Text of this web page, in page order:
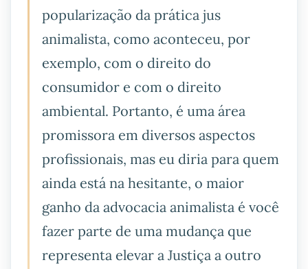
popularização da prática jus
animalista, como aconteceu, por
exemplo, com o direito do
consumidor e com o direito
ambiental. Portanto, é uma área
promissora em diversos aspectos
profissionais, mas eu diria para quem
ainda está na hesitante, o maior
ganho da advocacia animalista é você
fazer parte de uma mudança que
representa elevar a Justiça a outro